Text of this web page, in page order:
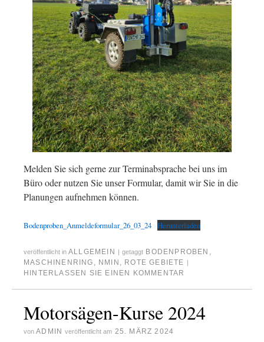
Melden Sie sich gerne zur Terminabsprache bei uns im
Büro oder nutzen Sie unser Formular, damit wir Sie in die
Planungen aufnehmen können.
Bodenproben_Anmeldeformular_26_03_24 Herunterladen
veröffentlicht in ALLGEMEIN getaggt BODENPROBEN ,
MASCHINENRING , NMIN , ROTE GEBIETE
HINTERLASSEN SIE EINEN KOMMENTAR
Motorsägen-Kurse 2024
von ADMIN veröffentlicht am 25. MÄRZ 2024